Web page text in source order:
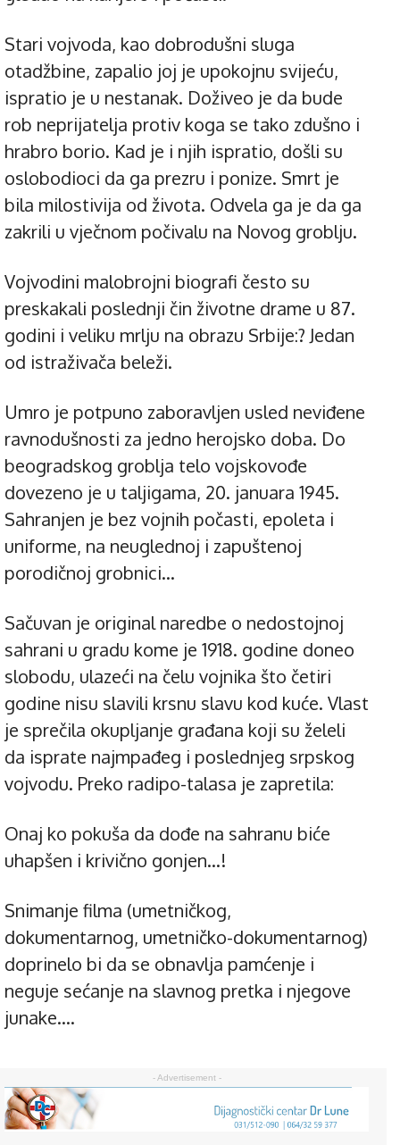
Stari vojvoda, kao dobrodušni sluga
otadžbine, zapalio joj je upokojnu svijeću,
ispratio je u nestanak. Doživeo je da bude
rob neprijatelja protiv koga se tako zdušno i
hrabro borio. Kad je i njih ispratio, došli su
oslobodioci da ga prezru i ponize. Smrt je
bila milostivija od života. Odvela ga je da ga
zakrili u vječnom počivalu na Novog groblju.
Vojvodini malobrojni biografi često su
preskakali poslednji čin životne drame u 87.
godini i veliku mrlju na obrazu Srbije:? Jedan
od istraživača beleži.
Umro je potpuno zaboravljen usled neviđene
ravnodušnosti za jedno herojsko doba. Do
beogradskog groblja telo vojskovođe
dovezeno je u taljigama, 20. januara 1945.
Sahranjen je bez vojnih počasti, epoleta i
uniforme, na neuglednoj i zapuštenoj
porodičnoj grobnici…
Sačuvan je original naredbe o nedostojnoj
sahrani u gradu kome je 1918. godine doneo
slobodu, ulazeći na čelu vojnika što četiri
godine nisu slavili krsnu slavu kod kuće. Vlast
je sprečila okupljanje građana koji su želeli
da isprate najmpađeg i poslednjeg srpskog
vojvodu. Preko radipo-talasa je zapretila:
Onaj ko pokuša da dođe na sahranu biće
uhapšen i krivično gonjen…!
Snimanje filma (umetničkog,
dokumentarnog, umetničko-dokumentarnog)
doprinelo bi da se obnavlja pamćenje i
neguje sećanje na slavnog pretka i njegove
junake….
- Advertisement -